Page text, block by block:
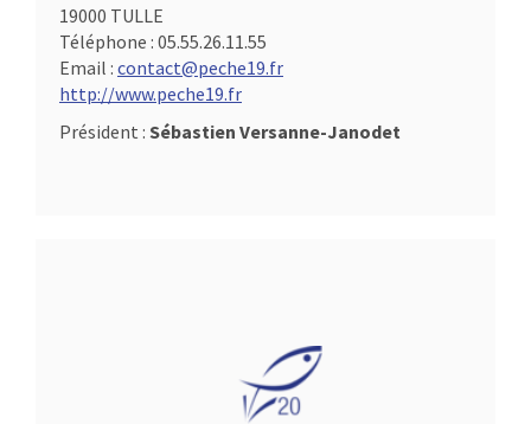
19000 TULLE
Téléphone : 05.55.26.11.55
Email : contact@peche19.fr
http://www.peche19.fr
Président : Sébastien Versanne-Janodet